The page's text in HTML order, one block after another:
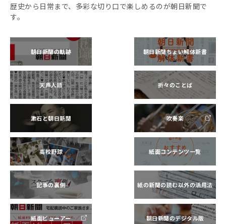
歴史から日常まで、多彩な切り口で楽しめるのが朝日新聞で
す。
朝日新聞の軌跡 朝日新聞ちょい解体新書
天声人語 折々のことば
漱石と朝日新聞 吹奏楽
高校野球 紙面コンテンツ一覧
記事の裏側 紙の新聞の読む以外の活用法
紙面ビューアー 朝日新聞のデジタル版